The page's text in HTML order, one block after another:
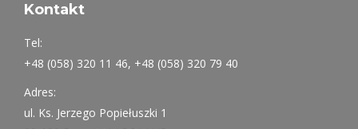
Kontakt
Tel:
+48 (058) 320 11 46, +48 (058) 320 79 40
Adres:
ul. Ks. Jerzego Popiełuszki 1